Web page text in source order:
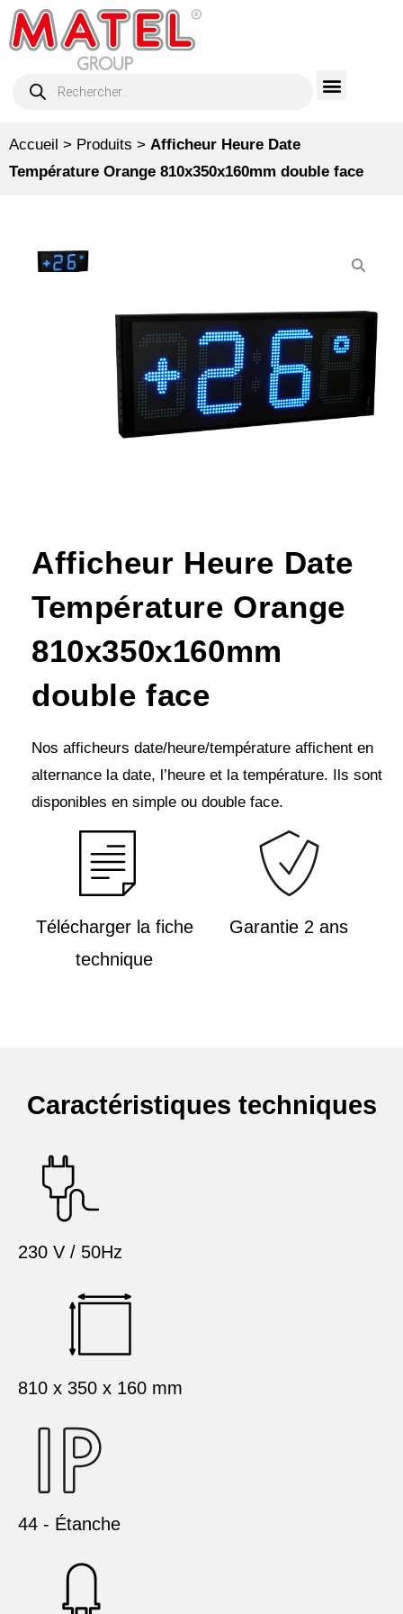
Accueil > Produits > Afficheur Heure Date
Température Orange 810x350x160mm double face
Afficheur Heure Date
Température Orange
810x350x160mm
double face
Nos afficheurs date/heure/température affichent en
alternance la date, l’heure et la température. Ils sont
disponibles en simple ou double face.
Télécharger la fiche
technique
Garantie 2 ans
Caractéristiques techniques
230 V / 50Hz
810 x 350 x 160 mm
44 - Étanche